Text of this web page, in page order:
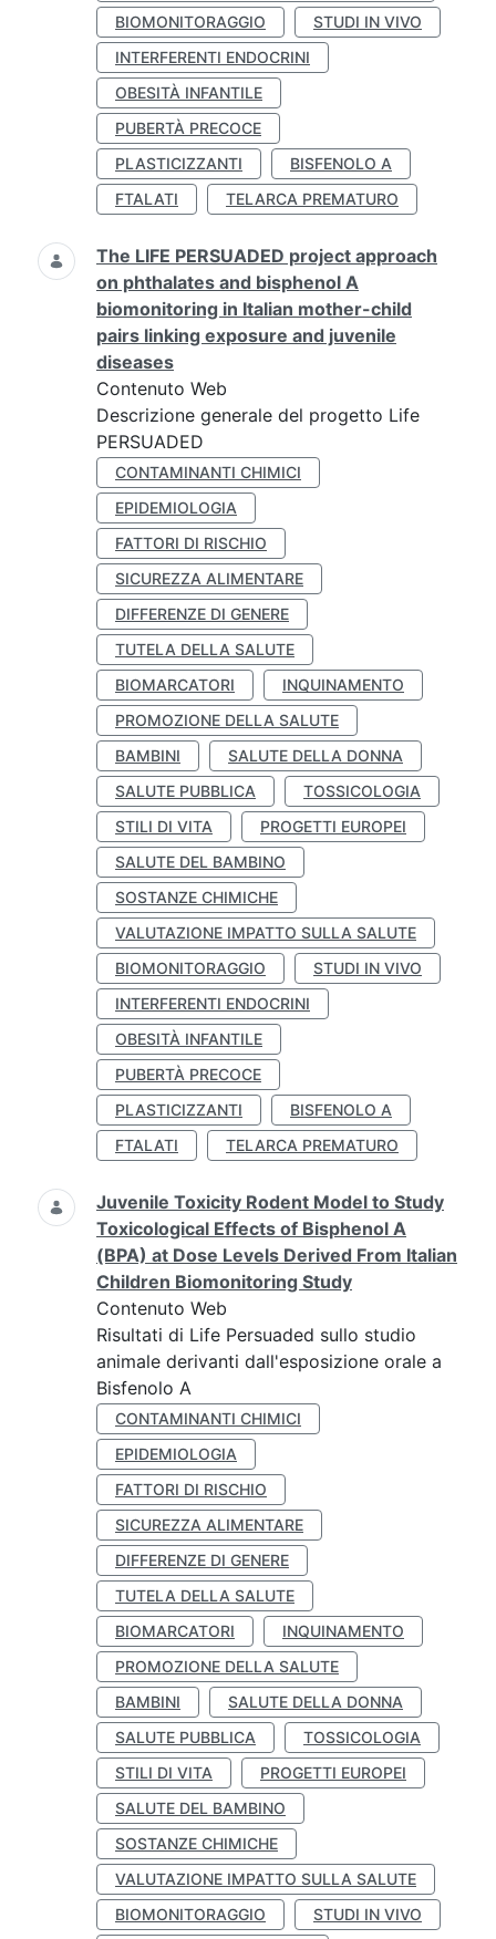
BIOMONITORAGGIO
STUDI IN VIVO
INTERFERENTI ENDOCRINI
OBESITÀ INFANTILE
PUBERTÀ PRECOCE
PLASTICIZZANTI
BISFENOLO A
FTALATI
TELARCA PREMATURO
The LIFE PERSUADED project approach
on phthalates and bisphenol A
biomonitoring in Italian mother-child
pairs linking exposure and juvenile
diseases
Contenuto Web
Descrizione generale del progetto Life
PERSUADED
CONTAMINANTI CHIMICI
EPIDEMIOLOGIA
FATTORI DI RISCHIO
SICUREZZA ALIMENTARE
DIFFERENZE DI GENERE
TUTELA DELLA SALUTE
BIOMARCATORI
INQUINAMENTO
PROMOZIONE DELLA SALUTE
BAMBINI
SALUTE DELLA DONNA
SALUTE PUBBLICA
TOSSICOLOGIA
STILI DI VITA
PROGETTI EUROPEI
SALUTE DEL BAMBINO
SOSTANZE CHIMICHE
VALUTAZIONE IMPATTO SULLA SALUTE
BIOMONITORAGGIO
STUDI IN VIVO
INTERFERENTI ENDOCRINI
OBESITÀ INFANTILE
PUBERTÀ PRECOCE
PLASTICIZZANTI
BISFENOLO A
FTALATI
TELARCA PREMATURO
Juvenile Toxicity Rodent Model to Study
Toxicological Effects of Bisphenol A
(BPA) at Dose Levels Derived From Italian
Children Biomonitoring Study
Contenuto Web
Risultati di Life Persuaded sullo studio
animale derivanti dall'esposizione orale a
Bisfenolo A
CONTAMINANTI CHIMICI
EPIDEMIOLOGIA
FATTORI DI RISCHIO
SICUREZZA ALIMENTARE
DIFFERENZE DI GENERE
TUTELA DELLA SALUTE
BIOMARCATORI
INQUINAMENTO
PROMOZIONE DELLA SALUTE
BAMBINI
SALUTE DELLA DONNA
SALUTE PUBBLICA
TOSSICOLOGIA
STILI DI VITA
PROGETTI EUROPEI
SALUTE DEL BAMBINO
SOSTANZE CHIMICHE
VALUTAZIONE IMPATTO SULLA SALUTE
BIOMONITORAGGIO
STUDI IN VIVO